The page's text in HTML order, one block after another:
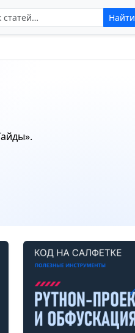
сайту Найти
.